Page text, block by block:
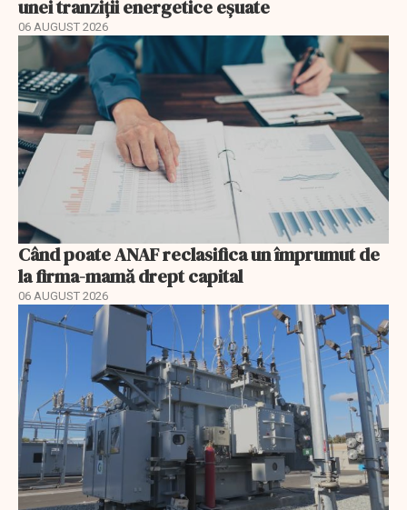
unei tranziții energetice eșuate
06 AUGUST 2026
Când poate ANAF reclasifica un împrumut de
la firma-mamă drept capital
06 AUGUST 2026